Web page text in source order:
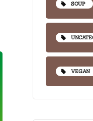
SOUP
VEGAN